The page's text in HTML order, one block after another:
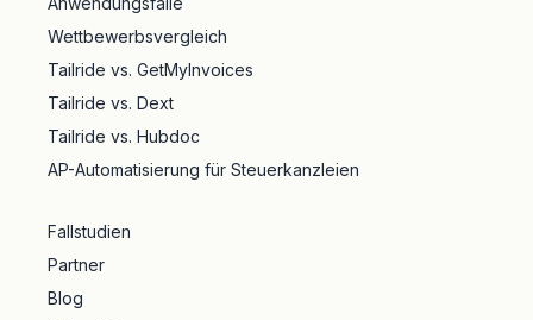
Wettbewerbsvergleich
Tailride vs. GetMyInvoices
Tailride vs. Dext
Tailride vs. Hubdoc
AP-Automatisierung für Steuerkanzleien
Fallstudien
Partner
Blog